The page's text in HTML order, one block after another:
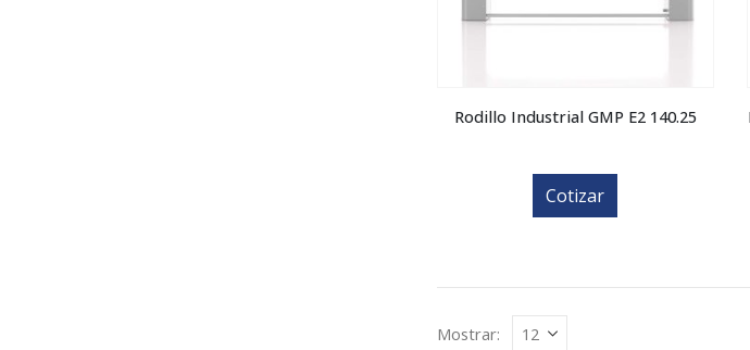
Rodillo Industrial GMP E2 140.25
Cotizar
Mostrar: